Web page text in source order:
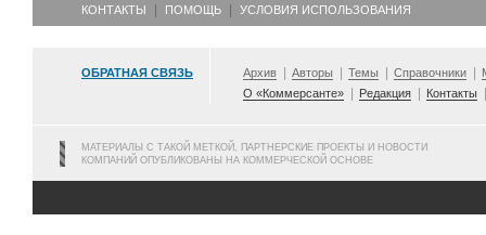
КОНТАКТЫ ПОМОЩЬ УСЛОВИЯ ИСПОЛЬЗОВАНИЯ
ОБРАТНАЯ СВЯЗЬ Архив Авторы Темы Справочники
О «Коммерсанте»
Редакция Контакты
МАТЕРИАЛЫ С ТАКОЙ МЕТКОЙ, ПАРТНЕРСКИЕ ПРОЕКТЫ И НОВОСТИ
КОМПАНИЙ ОПУБЛИКОВАНЫ НА КОММЕРЧЕСКОЙ ОСНОВЕ